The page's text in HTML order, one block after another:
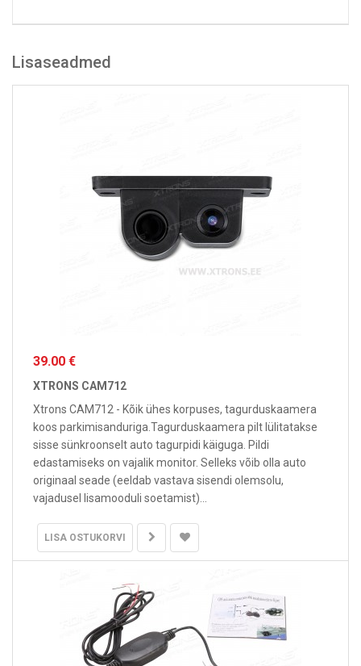
Lisaseadmed
39.00 €
XTRONS CAM712
Xtrons CAM712 - Kõik ühes korpuses, tagurduskaamera
koos parkimisanduriga.Tagurduskaamera pilt lülitatakse
sisse sünkroonselt auto tagurpidi käiguga. Pildi
edastamiseks on vajalik monitor. Selleks võib olla auto
originaal seade (eeldab vastava sisendi olemsolu,
vajadusel lisamooduli soetamist)...
LISA OSTUKORVI